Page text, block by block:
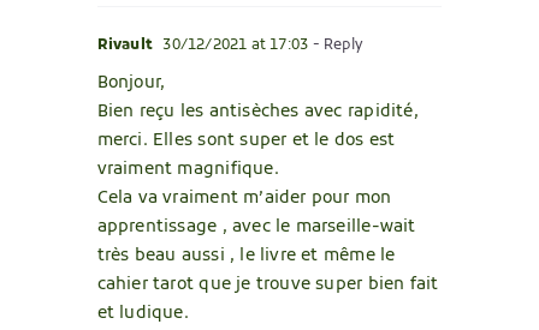
Rivault 30/12/2021 at 17:03 - Reply
Bonjour,
Bien reçu les antisèches avec rapidité,
merci. Elles sont super et le dos est
vraiment magnifique.
Cela va vraiment m’aider pour mon
apprentissage , avec le marseille-wait
très beau aussi , le livre et même le
cahier tarot que je trouve super bien fait
et ludique.